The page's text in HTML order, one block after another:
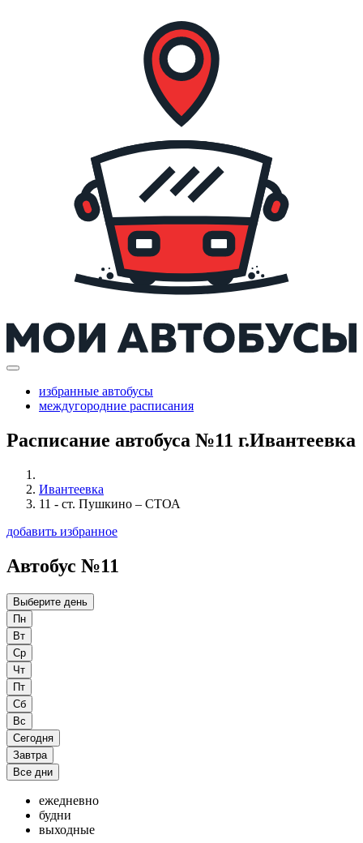
избранные автобусы
междугородние расписания
Расписание автобуса №11 г.Ивантеевка
Ивантеевка
11 - ст. Пушкино – СТОА
добавить избранное
Автобус №11
Выберите день
Пн
Вт
Ср
Чт
Пт
Сб
Вс
Сегодня
Завтра
Все дни
ежедневно
будни
выходные